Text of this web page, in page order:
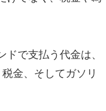
で支払う代金は、
金、そしてガソリ